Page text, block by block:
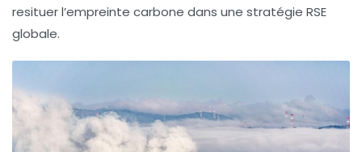
resituer l’empreinte carbone dans une stratégie RSE
globale.